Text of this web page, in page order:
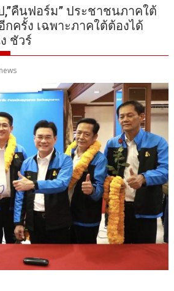
คืนฟอร์ม” ประชาชนภาคใต้
ครั้ง เฉพาะภาคใต้ต้องได้
ชัวร์